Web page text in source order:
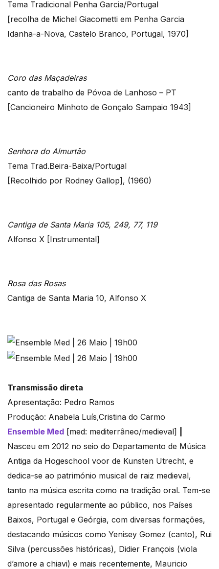
Tema Tradicional Penha Garcia/Portugal
[recolha de Michel Giacometti em Penha Garcia
Idanha-a-Nova, Castelo Branco, Portugal, 1970]
Coro das Maçadeiras
canto de trabalho de Póvoa de Lanhoso – PT
[Cancioneiro Minhoto de Gonçalo Sampaio 1943]
Senhora do Almurtão
Tema Trad.Beira-Baixa/Portugal
[Recolhido por Rodney Gallop], (1960)
Cantiga de Santa Maria 105, 249, 77, 119
Alfonso X [Instrumental]
Rosa das Rosas
Cantiga de Santa Maria 10, Alfonso X
Transmissão direta
Apresentação: Pedro Ramos
Produção: Anabela Luís,Cristina do Carmo
Ensemble Med [med: mediterrâneo/medieval]
Nasceu em 2012 no seio do Departamento de Música
Antiga da Hogeschool voor de Kunsten Utrecht, e
dedica-se ao património musical de raiz medieval,
tanto na música escrita como na tradição oral. Tem-se
apresentado regularmente ao público, nos Países
Baixos, Portugal e Geórgia, com diversas formações,
destacando músicos como Yenisey Gomez (canto), Rui
Silva (percussões históricas), Didier François (viola
d’amore a chiavi) e mais recentemente, Mauricio